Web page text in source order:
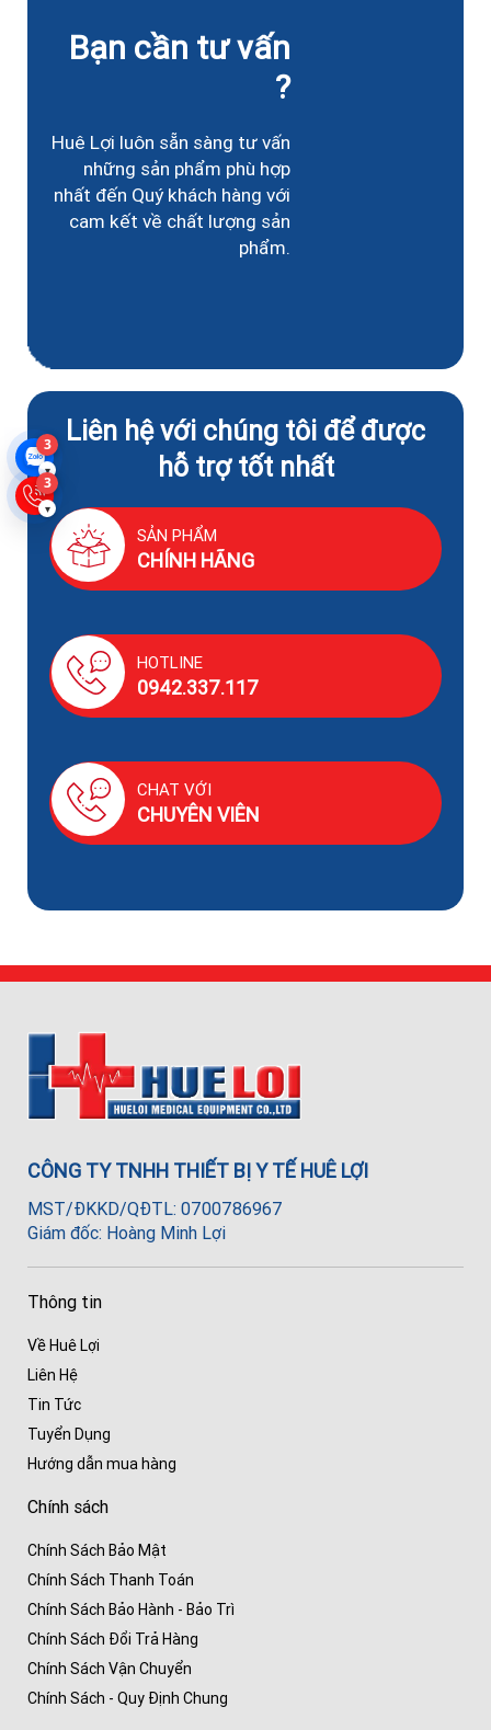
Bạn cần tư vấn
?
Huê Lợi luôn sẵn sàng tư vấn
những sản phẩm phù hợp
nhất đến Quý khách hàng với
cam kết về chất lượng sản
phẩm.
Liên hệ với chúng tôi để được
hỗ trợ tốt nhất
SẢN PHẨM
CHÍNH HÃNG
HOTLINE
0942.337.117
CHAT VỚI
CHUYÊN VIÊN
3
▾
3
▾
CÔNG TY TNHH THIẾT BỊ Y TẾ HUÊ LỢI
MST/ĐKKD/QĐTL: 0700786967
Giám đốc: Hoàng Minh Lợi
Thông tin
Về Huê Lợi
Liên Hệ
Tin Tức
Tuyển Dụng
Hướng dẫn mua hàng
Chính sách
Chính Sách Bảo Mật
Chính Sách Thanh Toán
Chính Sách Bảo Hành - Bảo Trì
Chính Sách Đổi Trả Hàng
Chính Sách Vận Chuyển
Chính Sách - Quy Định Chung